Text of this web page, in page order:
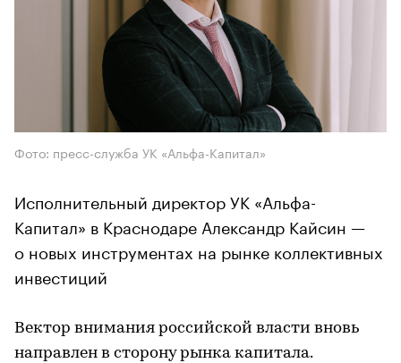
Фото: пресс-служба УК «Альфа-Капитал»
Исполнительный директор УК «Альфа-
Капитал» в Краснодаре Александр Кайсин —
о новых инструментах на рынке коллективных
инвестиций
Вектор внимания российской власти вновь
направлен в сторону рынка капитала.